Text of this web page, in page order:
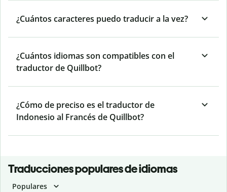
¿Cuántos caracteres puedo traducir a la vez?
¿Cuántos idiomas son compatibles con el
traductor de Quillbot?
¿Cómo de preciso es el traductor de
Indonesio al Francés de Quillbot?
Traducciones populares de idiomas
Populares